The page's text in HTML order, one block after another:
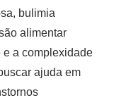
bulimia
alimentar
a complexidade
ajuda em